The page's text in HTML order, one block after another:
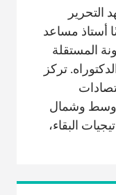
التحرير
أستاذ مساعد
المستقلة
تركز
وشمال
البقاء،